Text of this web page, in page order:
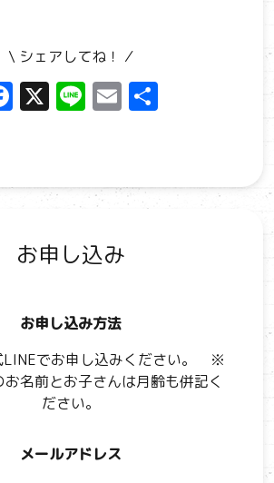
\ シェアしてね！ ⁄
F
b
o
k
X Li E
l
お申し込み
お申し込み方法
LINEでお申し込みください。 ※
名前とお子さんは月齢も併記く
ださい。
メールアドレス